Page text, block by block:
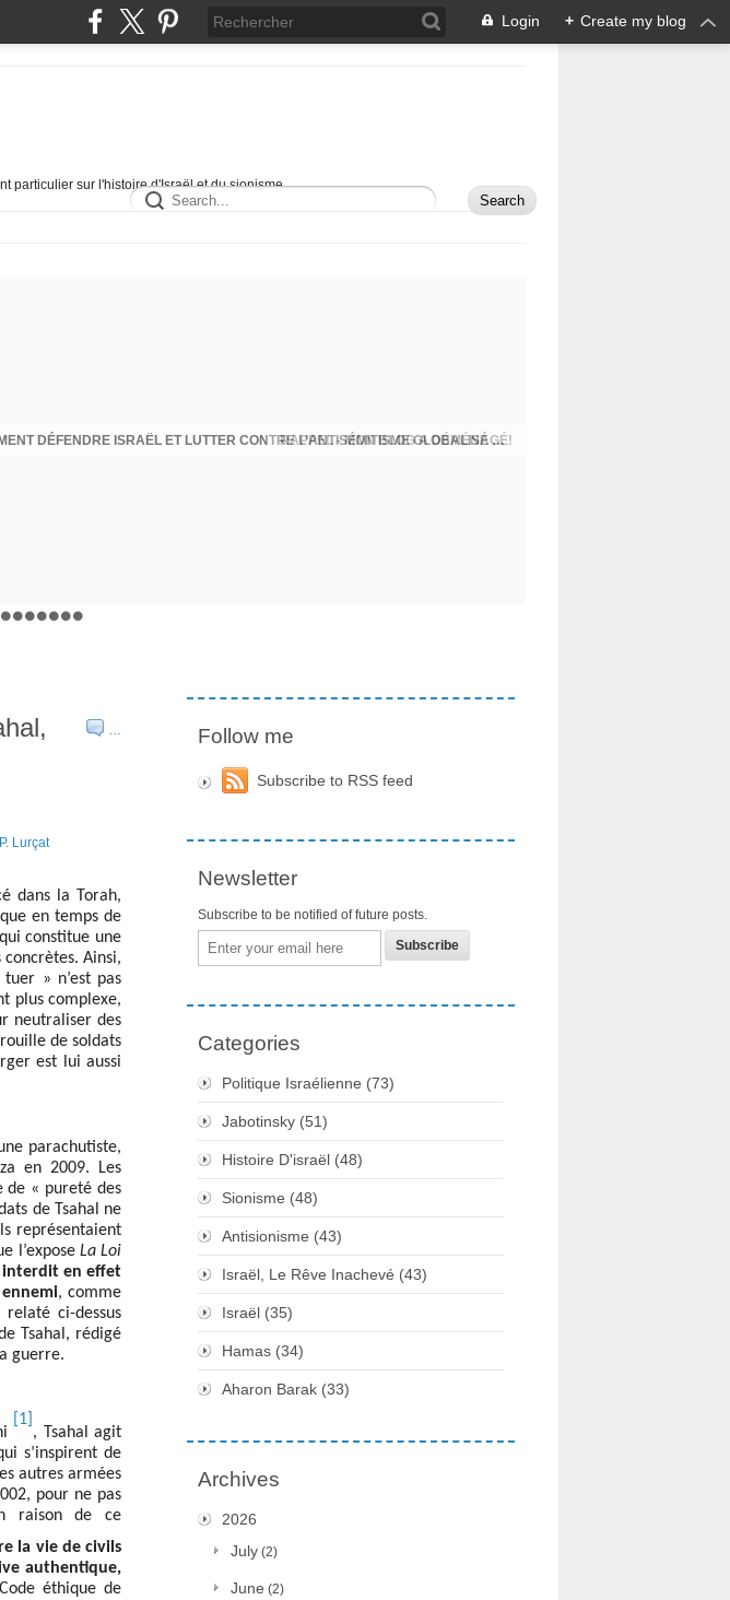
Login + Create my blog
particulier sur l'histoire d'Israël et du sionisme.
RAPPEL - MON BLOG A DÉMÉNAGÉ!
…
dans la Torah,
en temps de
constitue une
concrètes. Ainsi,
» n’est pas
plus complexe,
neutraliser des
de soldats
est lui aussi
parachutiste,
en 2009. Les
de « pureté des
de Tsahal ne
représentaient
l’expose La Loi
interdit en effet
, comme
ci-dessus
Tsahal, rédigé
guerre.
[1]
, Tsahal agit
s’inspirent de
autres armées
pour ne pas
raison de ce
la vie de civils
authentique,
éthique de
Follow me
Subscribe to RSS feed
Newsletter
Subscribe to be notified of future posts.
Email
Categories
Politique Israélienne (73)
Jabotinsky (51)
Histoire D'israël (48)
Sionisme (48)
Antisionisme (43)
Israël, Le Rêve Inachevé (43)
Israël (35)
Hamas (34)
Aharon Barak (33)
Archives
2026
July (2)
June (2)